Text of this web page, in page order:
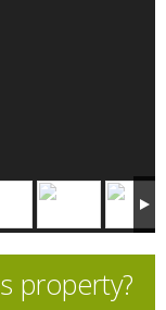
property?